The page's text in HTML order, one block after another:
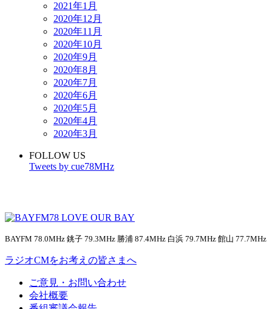
2021年1月
2020年12月
2020年11月
2020年10月
2020年9月
2020年8月
2020年7月
2020年6月
2020年5月
2020年4月
2020年3月
FOLLOW US
Tweets by cue78MHz
BAYFM 78.0MHz 銚子 79.3MHz 勝浦 87.4MHz 白浜 79.7MHz 館山 77.7MHz
ラジオCMをお考えの皆さまへ
ご意見・お問い合わせ
会社概要